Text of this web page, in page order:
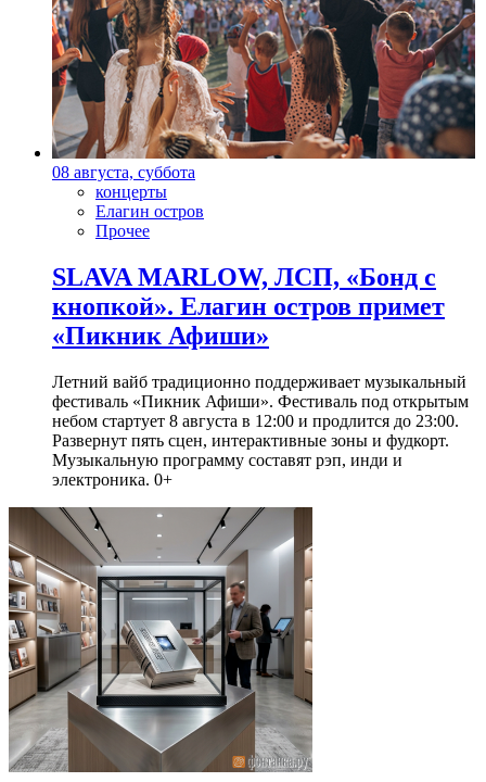
08 августа, суббота
концерты
Елагин остров
Прочее
SLAVA MARLOW, ЛСП, «Бонд с
кнопкой». Елагин остров примет
«Пикник Афиши»
Летний вайб традиционно поддерживает музыкальный
фестиваль «Пикник Афиши». Фестиваль под открытым
небом стартует 8 августа в 12:00 и продлится до 23:00.
Развернут пять сцен, интерактивные зоны и фудкорт.
Музыкальную программу составят рэп, инди и
электроника. 0+